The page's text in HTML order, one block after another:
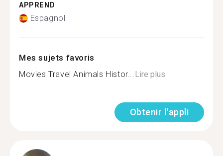
APPREND
Espagnol
Mes sujets favoris
Movies Travel Animals Histor...Lire plus
Obtenir l'appli